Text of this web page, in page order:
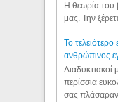
Η θεωρία του
μας. Την
Το
ανθρώπινος
Διαδυκτιακοί
περίσσια
σας